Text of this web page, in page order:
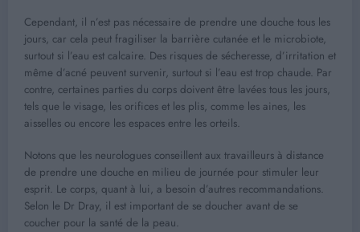
Cependant, il n’est pas nécessaire de prendre une douche tous les
jours, car cela peut fragiliser la barrière cutanée et le microbiote,
surtout si l’eau est calcaire. Des risques de sécheresse, d’irritation et
même d’acné peuvent survenir, surtout si l’eau est trop chaude. Par
contre, certaines parties du corps doivent être lavées tous les jours,
tels que le visage, les orifices et les plis, comme les aines, les
aisselles ou encore les espaces entre les orteils.
Notons que les neurologues conseillent aux travailleurs à distance
de prendre une douche en milieu de journée pour stimuler leur
esprit. Le corps, quant à lui, a besoin d’autres recommandations.
Selon le Dr Dray, il est important de se doucher avant de se
coucher pour la santé de la peau.